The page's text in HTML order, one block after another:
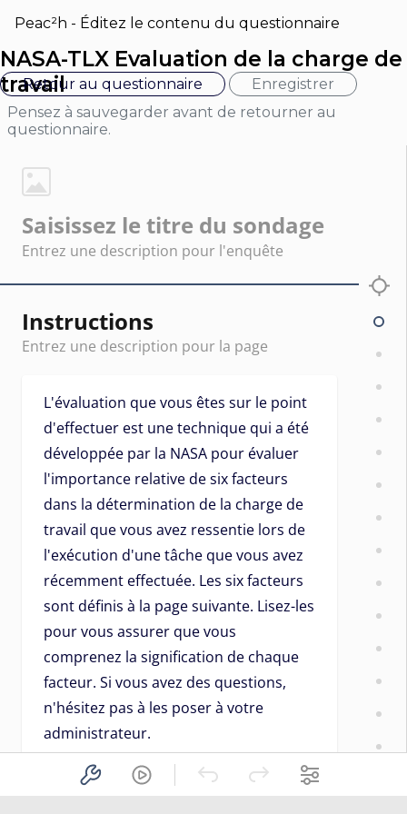
Peac²h - Éditez le contenu du questionnaire
NASA-TLX Evaluation de la charge de
travail
Retour au questionnaire
Enregistrer
Pensez à sauvegarder avant de retourner au
questionnaire.
Instructions
L'évaluation que vous êtes sur le point
d'effectuer est une technique qui a été
développée par la NASA pour évaluer
l'importance relative de six facteurs
dans la détermination de la charge de
travail que vous avez ressentie lors de
l'exécution d'une tâche que vous avez
récemment effectuée. Les six facteurs
sont définis à la page suivante. Lisez-les
pour vous assurer que vous
comprenez la signification de chaque
facteur. Si vous avez des questions,
n'hésitez pas à les poser à votre
administrateur.